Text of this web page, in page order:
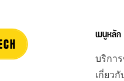
เมนูหลัก
บริการ
เกี่ยวกั